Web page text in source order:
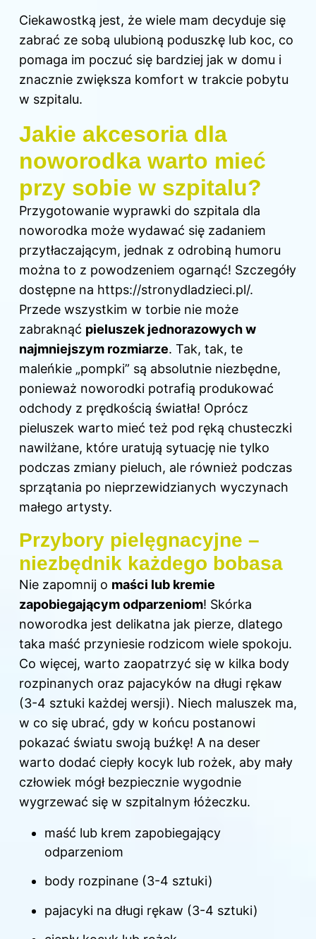
Ciekawostką jest, że wiele mam decyduje się
zabrać ze sobą ulubioną poduszkę lub koc, co
pomaga im poczuć się bardziej jak w domu i
znacznie zwiększa komfort w trakcie pobytu
w szpitalu.
Jakie akcesoria dla
noworodka warto mieć
przy sobie w szpitalu?
Przygotowanie wyprawki do szpitala dla
noworodka może wydawać się zadaniem
przytłaczającym, jednak z odrobiną humoru
można to z powodzeniem ogarnąć! Szczegóły
dostępne na https://stronydladzieci.pl/.
Przede wszystkim w torbie nie może
zabraknąć pieluszek jednorazowych w
najmniejszym rozmiarze. Tak, tak, te
maleńkie „pompki” są absolutnie niezbędne,
ponieważ noworodki potrafią produkować
odchody z prędkością światła! Oprócz
pieluszek warto mieć też pod ręką chusteczki
nawilżane, które uratują sytuację nie tylko
podczas zmiany pieluch, ale również podczas
sprzątania po nieprzewidzianych wyczynach
małego artysty.
Przybory pielęgnacyjne –
niezbędnik każdego bobasa
Nie zapomnij o maści lub kremie
zapobiegającym odparzeniom! Skórka
noworodka jest delikatna jak pierze, dlatego
taka maść przyniesie rodzicom wiele spokoju.
Co więcej, warto zaopatrzyć się w kilka body
rozpinanych oraz pajacyków na długi rękaw
(3-4 sztuki każdej wersji). Niech maluszek ma,
w co się ubrać, gdy w końcu postanowi
pokazać światu swoją buźkę! A na deser
warto dodać ciepły kocyk lub rożek, aby mały
człowiek mógł bezpiecznie wygodnie
wygrzewać się w szpitalnym łóżeczku.
maść lub krem zapobiegający
odparzeniom
body rozpinane (3-4 sztuki)
pajacyki na długi rękaw (3-4 sztuki)